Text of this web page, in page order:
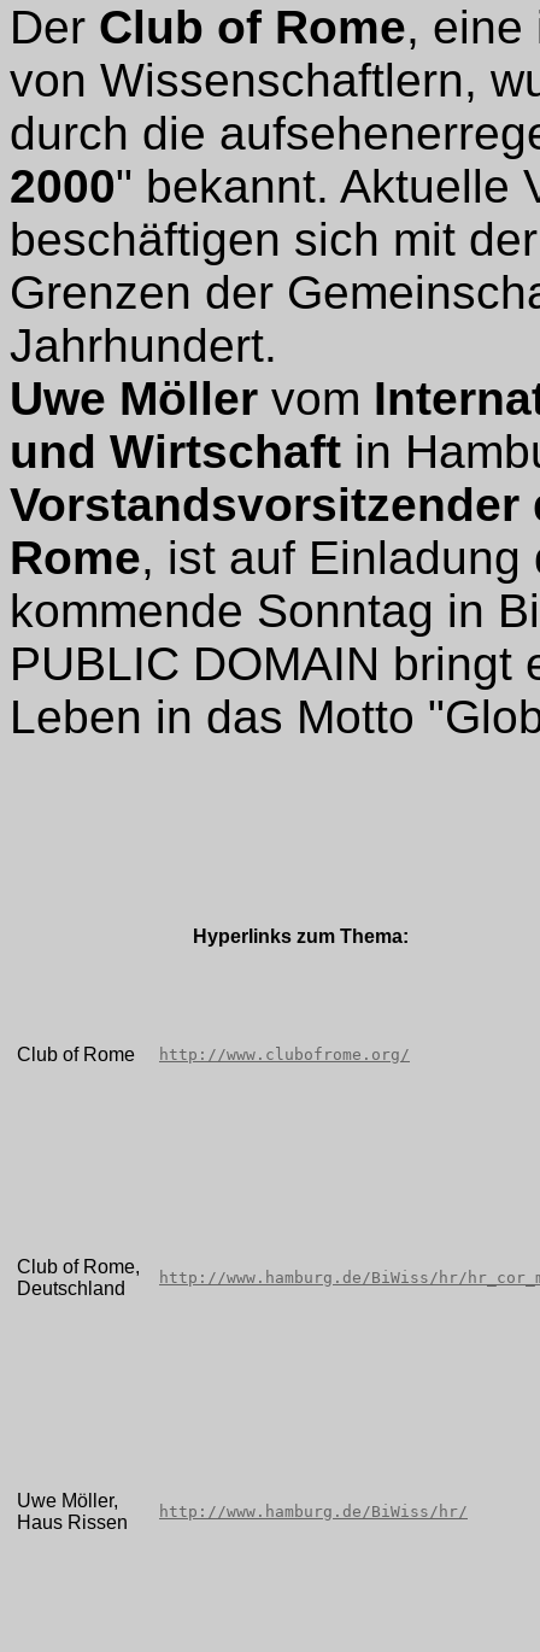
Der Club of Rome, eine
von Wissenschaftlern,
durch die
2000" bekannt. Aktuelle
beschäftigen sich mit
Grenzen der
Jahrhundert.
Uwe Möller vom
und Wirtschaft in
Vorstandsvorsitzender
Rome, ist auf Einladung
kommende Sonntag in
PUBLIC DOMAIN bringt
Leben in das Motto
Hyperlinks zum Thema:
Club of Rome http://www.clubofrome.org/
Club of Rome,
Deutschland
http://www.hamburg.de/BiWiss/hr/
Uwe Möller,
Haus Rissen
http://www.hamburg.de/BiWiss/hr/